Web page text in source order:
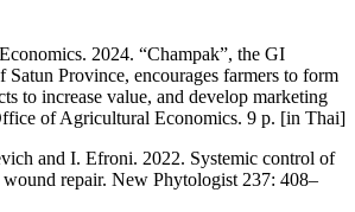
2024. “Champak”, the GI
Province, encourages farmers to form
to increase value, and develop marketing
of Agricultural Economics. 9 p. [in Thai]
and I. Efroni. 2022. Systemic control of
wound repair. New Phytologist 237: 408–